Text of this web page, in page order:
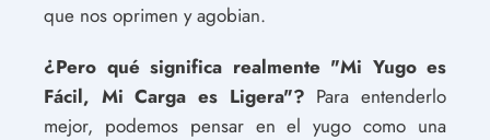
que nos oprimen y agobian.
¿Pero qué significa realmente "Mi Yugo es
Fácil, Mi Carga es Ligera"? Para entenderlo
mejor, podemos pensar en el yugo como una